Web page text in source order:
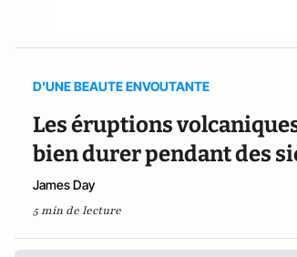
D'UNE BEAUTE ENVOUTANTE
Les éruptions
bien durer pendant des
James Day
5 min de lecture